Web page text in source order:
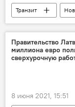
Транзит
алкоголь
Правительство
миллиона евро
сверхурочную
8 июня 2021, 15:51